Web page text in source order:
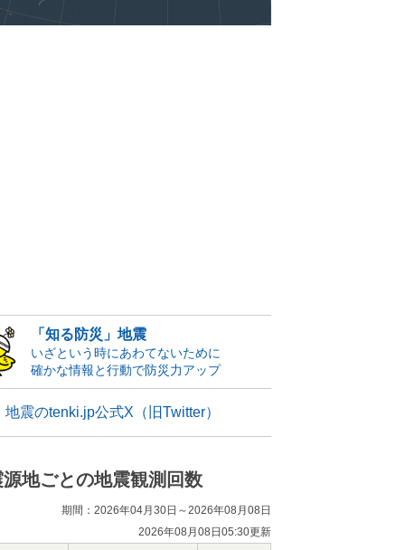
「知る防災」地震
いざという時にあわてないために
確かな情報と行動で防災力アップ
地震のtenki.jp公式X（旧Twitter）
源地ごとの地震観測回数
期間：2026年04月30日～2026年08月08日
2026年08月08日05:30更新